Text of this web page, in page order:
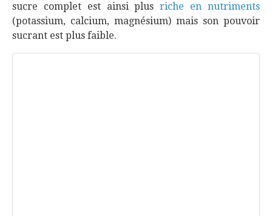
sucre complet est ainsi plusriche en nutriments
(potassium, calcium, magnésium) mais son pouvoir
sucrant est plus faible.